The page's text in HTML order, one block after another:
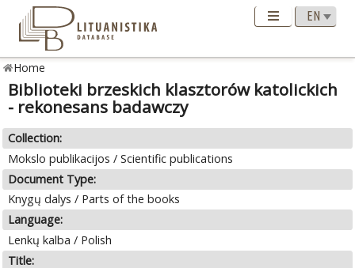
Home
Biblioteki brzeskich klasztorów katolickich
- rekonesans badawczy
Collection:
Mokslo publikacijos / Scientific publications
Document Type:
Knygų dalys / Parts of the books
Language:
Lenkų kalba / Polish
Title: